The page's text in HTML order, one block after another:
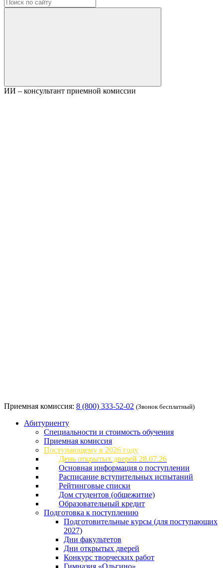
ИИ – консультант приемной комиссии
Приемная комиссия: 8 (800) 333-52-02 (Звонок бесплатный)
Абитуриенту
Специальности и стоимость обучения
Приемная комиссия
Поступающему в 2026 году
День открытых дверей 28.07.26
Основная информация о поступлении
Расписание вступительных испытаний
Рейтинговые списки
Дом студентов (общежитие)
Образовательный кредит
Подготовка к поступлению
Подготовительные курсы (для поступающих
2027)
Дни факультетов
Дни открытых дверей
Конкурс творческих работ
Гимназия «Ольгино»